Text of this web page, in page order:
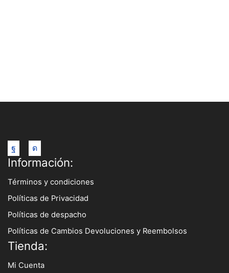
FacebookInstagram
Información:
Términos y condiciones
Políticas de Privacidad
Políticas de despacho
Políticas de Cambios Devoluciones y Reembolsos
Tienda:
Mi Cuenta